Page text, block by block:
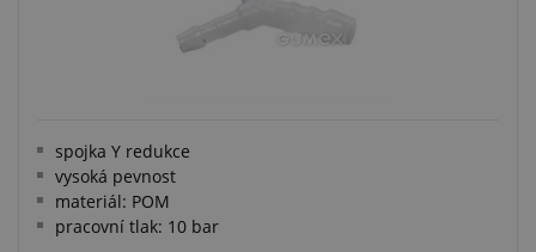
spojka Y redukce
vysoká pevnost
materiál: POM
pracovní tlak: 10 bar